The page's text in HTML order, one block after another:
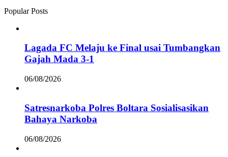
Popular Posts
Lagada FC Melaju ke Final usai Tumbangkan
Gajah Mada 3-1
06/08/2026
Satresnarkoba Polres Boltara Sosialisasikan
Bahaya Narkoba
06/08/2026